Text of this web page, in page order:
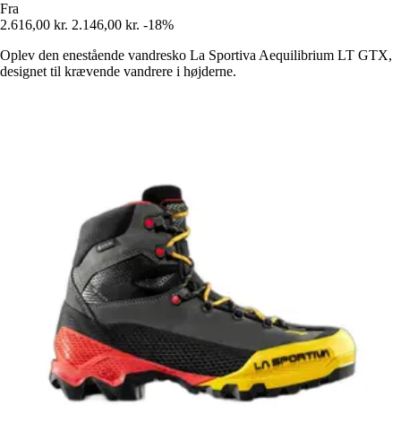
Fra
2.616,00 kr. 2.146,00 kr. -18%
Oplev den enestående vandresko La Sportiva Aequilibrium LT GTX,
designet til krævende vandrere i højderne.